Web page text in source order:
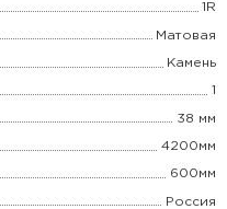
1R
Матовая
Камень
1
38 мм
4200мм
600мм
Россия